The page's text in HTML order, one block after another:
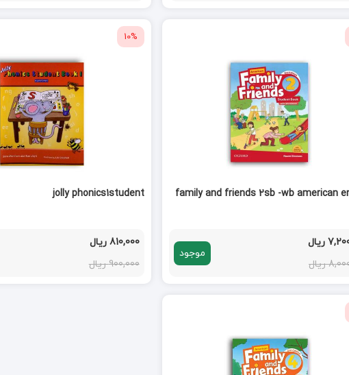
family and friends 2sb -wb american
ریال
ریال
موجود
10%
jolly phonics1student
810,000 ریال
900,000 ریال